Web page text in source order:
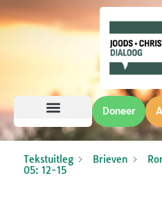
Doneer
Tekstuitleg Brieven
05: 12-15